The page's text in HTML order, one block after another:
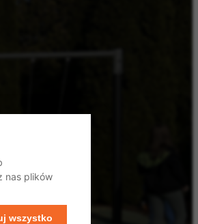
nas plików
wszystko